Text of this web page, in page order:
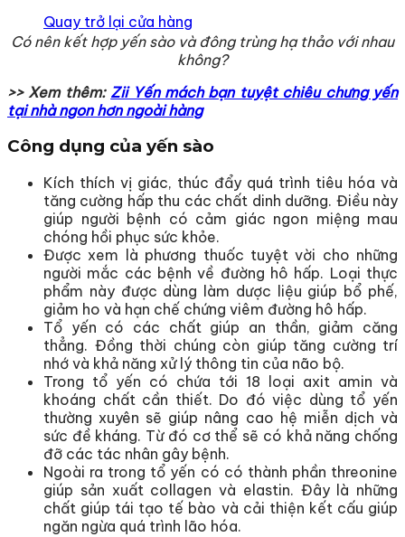
Quay trở lại cửa hàng
Có nên kết hợp yến sào và đông trùng hạ thảo với nhau
không?
>> Xem thêm: Zii Yến mách bạn tuyệt chiêu chưng yến
tại nhà ngon hơn ngoài hàng
Công dụng của yến sào
Kích thích vị giác, thúc đẩy quá trình tiêu hóa và
tăng cường hấp thu các chất dinh dưỡng. Điều này
giúp người bệnh có cảm giác ngon miệng mau
chóng hồi phục sức khỏe.
Được xem là phương thuốc tuyệt vời cho những
người mắc các bệnh về đường hô hấp. Loại thực
phẩm này được dùng làm dược liệu giúp bổ phế,
giảm ho và hạn chế chứng viêm đường hô hấp.
Tổ yến có các chất giúp an thần, giảm căng
thẳng. Đồng thời chúng còn giúp tăng cường trí
nhớ và khả năng xử lý thông tin của não bộ.
Trong tổ yến có chứa tới 18 loại axit amin và
khoáng chất cần thiết. Do đó việc dùng tổ yến
thường xuyên sẽ giúp nâng cao hệ miễn dịch và
sức đề kháng. Từ đó cơ thể sẽ có khả năng chống
đỡ các tác nhân gây bệnh.
Ngoài ra trong tổ yến có có thành phần threonine
giúp sản xuất collagen và elastin. Đây là những
chất giúp tái tạo tế bào và cải thiện kết cấu giúp
ngăn ngừa quá trình lão hóa.